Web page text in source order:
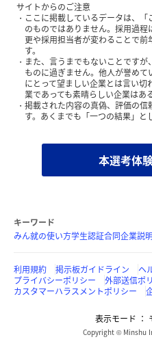
サイトからのご注意
ここに掲載しているデータは、
のものではありません。採用過
更や採用担当者が変わることで
す。
また、言うまでもないことです
ものに過ぎません。他人が誉め
にとって望ましい企業とは言い
業であっても素晴らしい企業はあ
掲載された内容の真偽、評価の
す。あくまでも「一つの結果」と
本選考体
キーワード
みん就の使い方学生認証合同企業説
利用規約 掲示板ガイドライン ヘ
プライバシーポリシー
外部送信ポ
カスタマーハラスメントポリシー
表示モード
Copyright © Minshu